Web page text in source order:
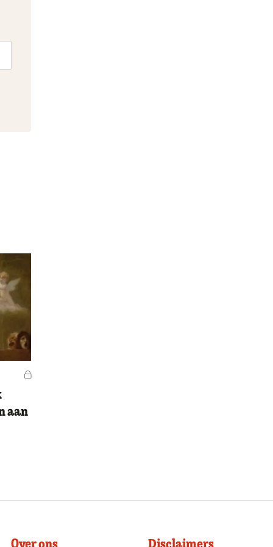
Voor leden
aan
Over ons Disclaimers